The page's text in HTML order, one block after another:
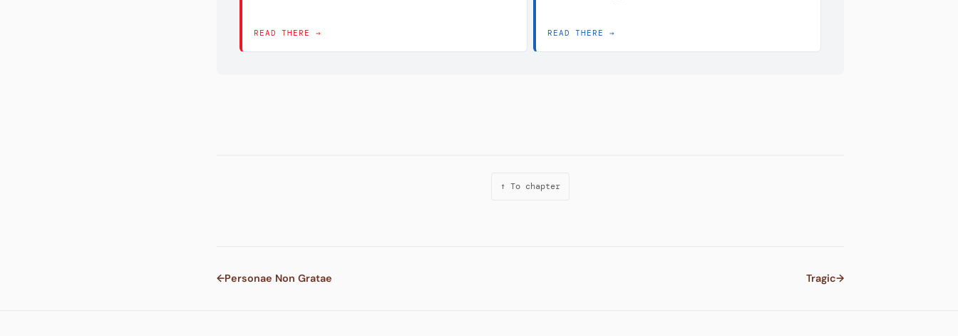
READ THERE → READ THERE →
↑ To chapter
←Personae Non Gratae Tragic→